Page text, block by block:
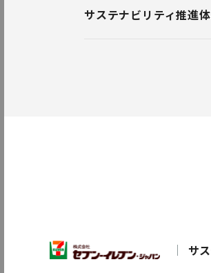
セブン＆アイグループ
セブン＆アイグループ
サステナビリティ推進
サ